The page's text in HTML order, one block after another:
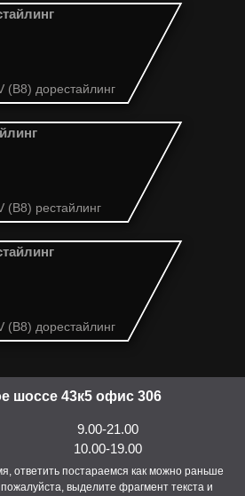
(B8) дорестайлинг
(B8) рестайлинг
(B8) дорестайлинг
шоссе 43к5 офис 306
9.00-21.00
10.00-19.00
ответить постараемся как можно раньше
выделите фрагмент текста и